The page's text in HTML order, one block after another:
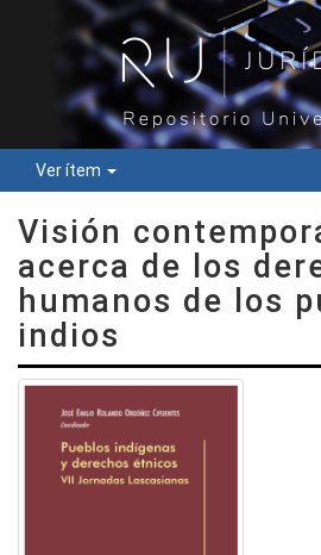
Ver ítem
Visión
acerca de los
humanos de los
indios